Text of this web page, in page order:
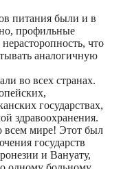
питания были и в
профильные
что
аналогичную
во всех странах.
государствах,
здравоохранения.
всем мире! Этот был
государств
и Вануату,